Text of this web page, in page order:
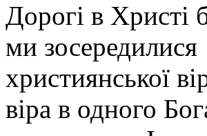
Дорогі в Христі
ми
християнської
віра в одного